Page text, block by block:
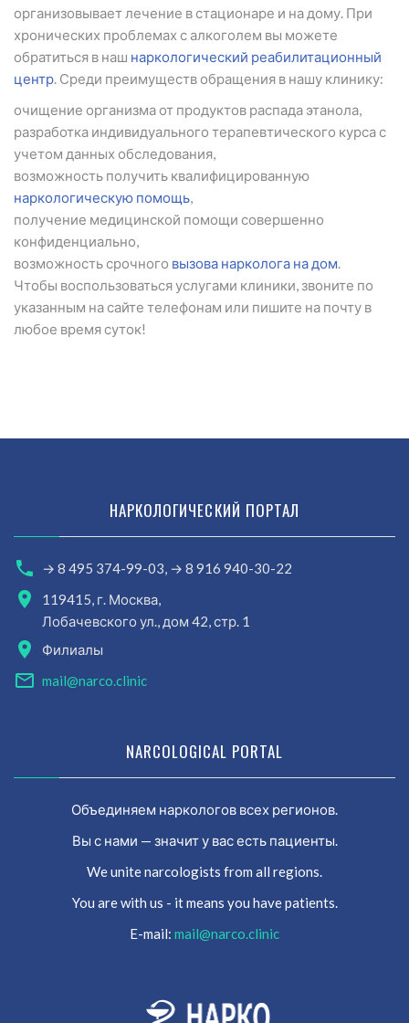
организовывает лечение в стационаре и на дому. При
хронических проблемах с алкоголем вы можете
обратиться в наш наркологический реабилитационный
центр. Среди преимуществ обращения в нашу клинику:
очищение организма от продуктов распада этанола,
разработка индивидуального терапевтического курса с
учетом данных обследования,
возможность получить квалифицированную
наркологическую помощь,
получение медицинской помощи совершенно
конфиденциально,
возможность срочного вызова нарколога на дом.
Чтобы воспользоваться услугами клиники, звоните по
указанным на сайте телефонам или пишите на почту в
любое время суток!
НАРКОЛОГИЧЕСКИЙ ПОРТАЛ
→ 8 495 374-99-03, → 8 916 940-30-22
119415, г. Москва,
Лобачевского ул., дом 42, стр. 1
Филиалы
mail@narco.clinic
NARCOLOGICAL PORTAL
Объединяем наркологов всех регионов.
Вы с нами — значит у вас есть пациенты.
We unite narcologists from all regions.
You are with us - it means you have patients.
E-mail: mail@narco.clinic